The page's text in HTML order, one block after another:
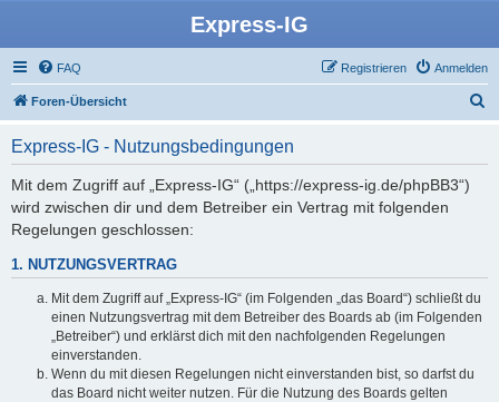
Express-IG
FAQ Anmelden
Registrieren
Foren-Übersicht
Express-IG - Nutzungsbedingungen
Mit dem Zugriff auf „Express-IG“ („https://express-ig.de/phpBB3“)
wird zwischen dir und dem Betreiber ein Vertrag mit folgenden
Regelungen geschlossen:
1. NUTZUNGSVERTRAG
Mit dem Zugriff auf „Express-IG“ (im Folgenden „das Board“) schließt du
einen Nutzungsvertrag mit dem Betreiber des Boards ab (im Folgenden
„Betreiber“) und erklärst dich mit den nachfolgenden Regelungen
einverstanden.
Wenn du mit diesen Regelungen nicht einverstanden bist, so darfst du
das Board nicht weiter nutzen. Für die Nutzung des Boards gelten